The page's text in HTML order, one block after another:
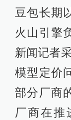
豆包长期
火山引擎
新闻记者
模型定价
部分厂商
厂商在推